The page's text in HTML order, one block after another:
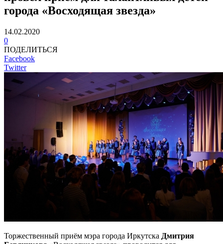
города «Восходящая звезда»
14.02.2020
0
ПОДЕЛИТЬСЯ
Facebook
Twitter
Торжественный приём мэра города Иркутска Дмитрия